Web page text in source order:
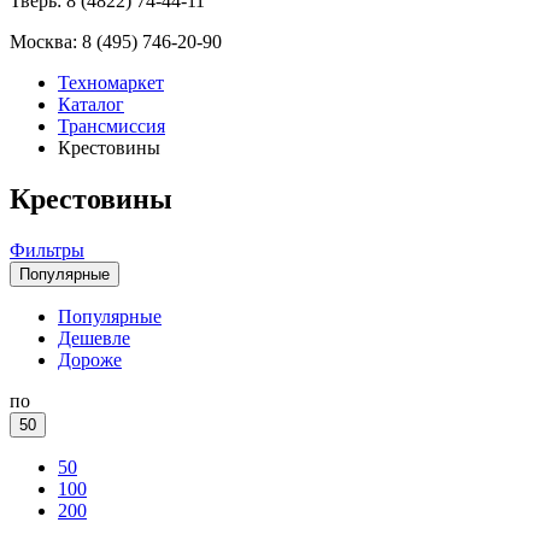
Москва: 8 (495) 746-20-90
Техномаркет
Каталог
Трансмиссия
Крестовины
Крестовины
Фильтры
Популярные
Популярные
Дешевле
Дороже
по
50
50
100
200